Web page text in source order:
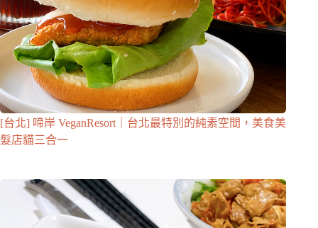
[台北] 啼岸 VeganResort｜台北最特別的純素空間，美食美
髮店貓三合一